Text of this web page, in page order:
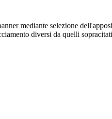
mediante selezione
diversi da quelli